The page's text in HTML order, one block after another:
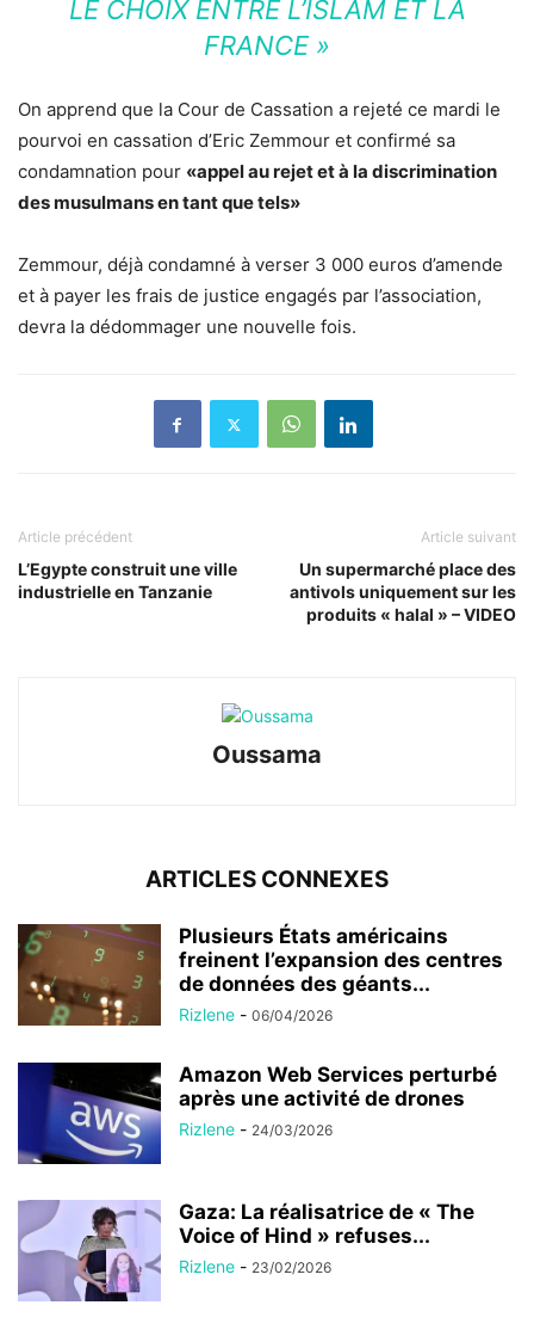
LE CHOIX ENTRE L’ISLAM ET LA
FRANCE »
On apprend que la Cour de Cassation a rejeté ce mardi le
pourvoi en cassation d’Eric Zemmour et confirmé sa
condamnation pour «appel au rejet et à la discrimination
des musulmans en tant que tels»
Zemmour, déjà condamné à verser 3 000 euros d’amende
et à payer les frais de justice engagés par l’association,
devra la dédommager une nouvelle fois.
Article précédent
L’Egypte construit une ville
industrielle en Tanzanie
Article suivant
Un supermarché place des
antivols uniquement sur les
produits « halal » – VIDEO
Oussama
ARTICLES CONNEXES
Plusieurs États américains
freinent l’expansion des centres
de données des géants...
Rizlene - 06/04/2026
Amazon Web Services perturbé
après une activité de drones
Rizlene - 24/03/2026
Gaza: La réalisatrice de « The
Voice of Hind » refuses...
Rizlene - 23/02/2026